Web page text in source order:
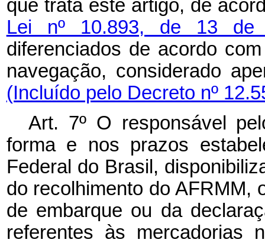
que trata este artigo, de
Lei nº 10.893, de 13 de
diferenciados de acordo
navegação, considerado
(Incluído pelo Decreto nº
Art. 7º O responsável
forma e nos prazos
Federal do Brasil,
do recolhimento do AFRMM,
de embarque ou da
referentes às mercadorias